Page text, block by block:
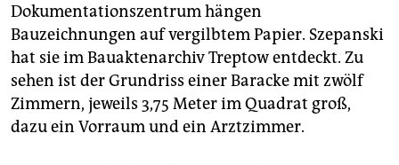
Dokumentationszentrum hängen
Bauzeichnungen auf vergilbtem Papier. Szepanski
hat sie im Bauaktenarchiv Treptow entdeckt. Zu
sehen ist der Grundriss einer Baracke mit zwölf
Zimmern, jeweils 3,75 Meter im Quadrat groß,
dazu ein Vorraum und ein Arztzimmer.